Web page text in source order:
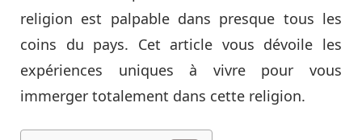
religion est palpable dans presque tous les
coins du pays. Cet article vous dévoile les
expériences uniques à vivre pour vous
immerger totalement dans cette religion.